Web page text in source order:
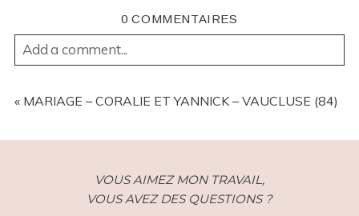
0 COMMENTAIRES
Add a comment...
REQUIRED FIELDS ARE MARKED *
« MARIAGE – CORALIE ET YANNICK – VAUCLUSE (84)
VOUS AIMEZ MON TRAVAIL,
VOUS AVEZ DES QUESTIONS ?